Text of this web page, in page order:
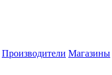
Производители Магазины